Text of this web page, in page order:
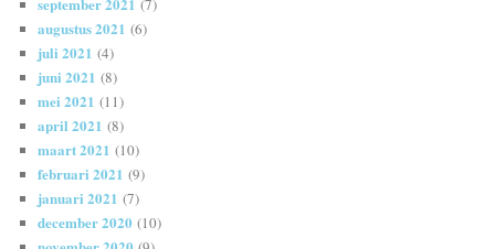
(7)
augustus 2021 (6)
juli 2021 (4)
juni 2021 (8)
mei 2021 (11)
april 2021 (8)
maart 2021 (10)
februari 2021 (9)
januari 2021 (7)
december 2020 (10)